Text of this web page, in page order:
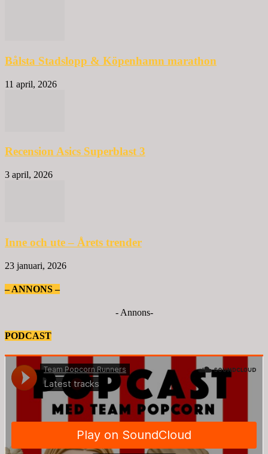
Bålsta Stadslopp & Köpenhamn marathon
11 april, 2026
Recension Asics Superblast 3
3 april, 2026
Inne och ute – Årets trender
23 januari, 2026
– ANNONS –
- Annons-
PODCAST